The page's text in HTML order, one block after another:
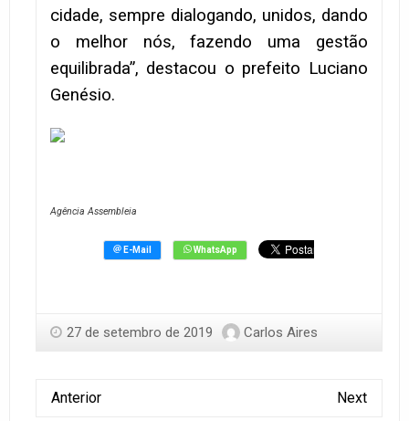
cidade, sempre dialogando, unidos, dando
o melhor nós, fazendo uma gestão
equilibrada”, destacou o prefeito Luciano
Genésio.
Agência Assembleia
27 de setembro de 2019 Carlos Aires
Anterior Next